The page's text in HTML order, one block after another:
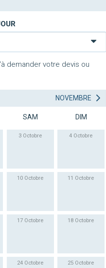
demander votre devis ou
NOVEMBRE
SAM DIM
3 Octobre 4 Octobre
10 Octobre 11 Octobre
17 Octobre 18 Octobre
24 Octobre 25 Octobre